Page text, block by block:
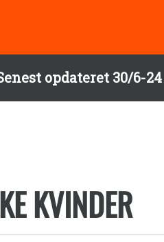
opdateret 30/6-24
KVINDER